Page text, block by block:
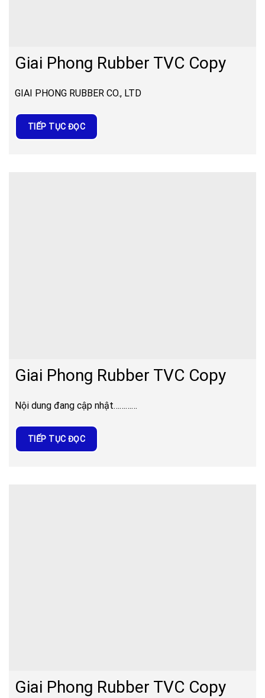
Giai Phong Rubber TVC Copy
GIAI PHONG RUBBER CO., LTD
TIẾP TỤC ĐỌC
Giai Phong Rubber TVC Copy
Nội dung đang cập nhật…………
TIẾP TỤC ĐỌC
Giai Phong Rubber TVC Copy